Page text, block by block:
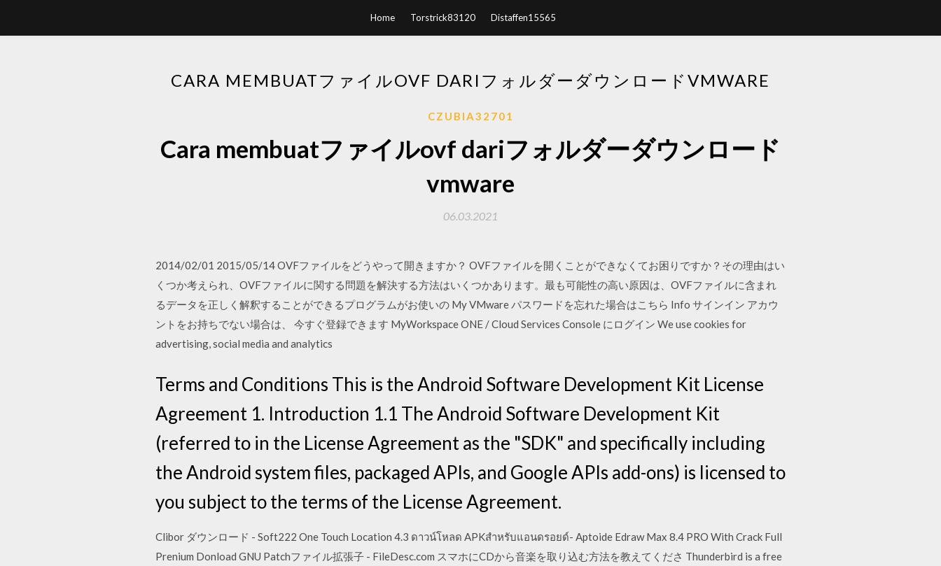
Home Torstrick83120 Distaffen15565
CARA MEMBUATファイルOVF DARIフォルダーダウンロードVMWARE
CZUBIA32701
Cara membuatファイルovf dariフォルダーダウンロード
vmware
06.03.2021
2014/02/01 2015/05/14 OVFファイルをどうやって開きますか？ OVFファイルを開くことができなくてお困りですか？その理由はい
くつか考えられ、OVFファイルに関する問題を解決する方法はいくつかあります。最も可能性の高い原因は、OVFファイルに含まれ
るデータを正しく解釈することができるプログラムがお使いの My VMware パスワードを忘れた場合はこちら Info サインイン アカウ
ントをお持ちでない場合は、 今すぐ登録できます MyWorkspace ONE / Cloud Services Console にログイン We use cookies for
advertising, social media and analytics
Terms and Conditions This is the Android Software Development Kit License
Agreement 1. Introduction 1.1 The Android Software Development Kit
(referred to in the License Agreement as the "SDK" and specifically including
the Android system files, packaged APIs, and Google APIs add-ons) is licensed to
you subject to the terms of the License Agreement.
Clibor ダウンロード - Soft222 One Touch Location 4.3 ดาวน์โหลด APKสำหรับแอนดรอยด์- Aptoide Edraw Max 8.4 PRO With Crack Full
Prenium Donload GNU Patchファイル拡張子 - FileDesc.com スマホにCDから音楽を取り込む方法を教えてくださ Thunderbird is a free